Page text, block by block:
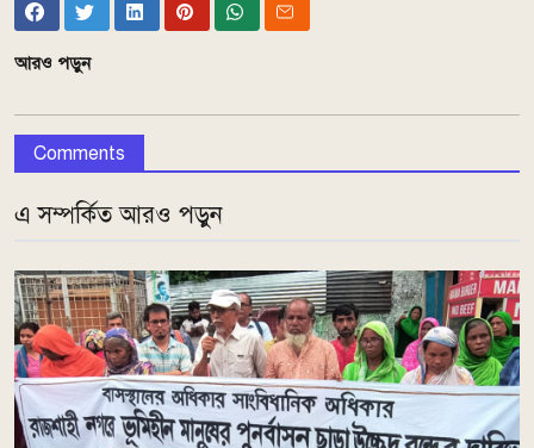
আরও পড়ুন
Comments
এ সম্পর্কিত আরও পড়ুন